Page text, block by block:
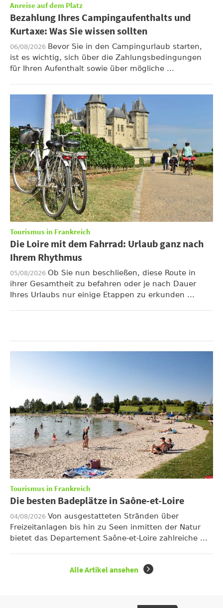
Anreise auf dem Platz
Bezahlung Ihres Campingaufenthalts und
Kurtaxe: Was Sie wissen sollten
06/08/2026 Bevor Sie in den Campingurlaub starten,
ist es wichtig, sich über die Zahlungsbedingungen
für Ihren Aufenthalt sowie über mögliche ...
Tourismus in Frankreich
Die Loire mit dem Fahrrad: Urlaub ganz nach
Ihrem Rhythmus
05/08/2026 Ob Sie nun beschließen, diese Route in
ihrer Gesamtheit zu befahren oder je nach Dauer
Ihres Urlaubs nur einige Etappen zu erkunden ...
Tourismus in Frankreich
Die besten Badeplätze in Saône-et-Loire
04/08/2026 Von ausgestatteten Stränden über
Freizeitanlagen bis hin zu Seen inmitten der Natur
bietet das Departement Saône-et-Loire zahlreiche ...
Alle Artikel ansehen